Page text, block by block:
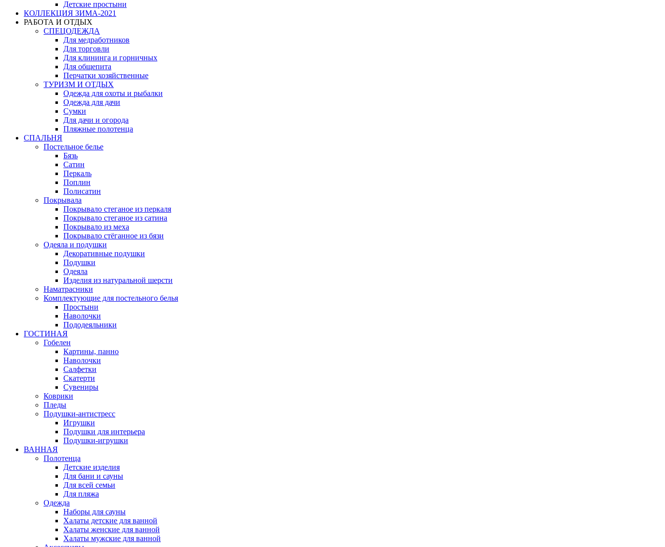
Детские простыни
КОЛЛЕКЦИЯ ЗИМА-2021
РАБОТА И ОТДЫХ
СПЕЦОДЕЖДА
Для медработников
Для торговли
Для клининга и горничных
Для общепита
Перчатки хозяйственные
ТУРИЗМ И ОТДЫХ
Одежда для охоты и рыбалки
Одежда для дачи
Сумки
Для дачи и огорода
Пляжные полотенца
СПАЛЬНЯ
Постельное белье
Бязь
Сатин
Перкаль
Поплин
Полисатин
Покрывала
Покрывало стеганое из перкаля
Покрывало стеганое из сатина
Покрывало из меха
Покрывало стёганное из бязи
Одеяла и подушки
Декоративные подушки
Подушки
Одеяла
Изделия из натуральной шерсти
Наматраcники
Комплектующие для постельного белья
Простыни
Наволочки
Пододеяльники
ГОСТИНАЯ
Гобелен
Картины, панно
Наволочки
Салфетки
Скатерти
Сувениры
Коврики
Пледы
Подушки-антистресс
Игрушки
Подушки для интерьера
Подушки-игрушки
ВАННАЯ
Полотенца
Детские изделия
Для бани и сауны
Для всей семьи
Для пляжа
Одежда
Наборы для сауны
Халаты детские для ванной
Халаты женские для ванной
Халаты мужские для ванной